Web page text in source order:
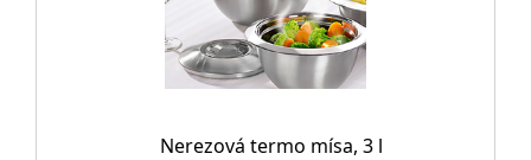
Nerezová termo mísa, 3 l